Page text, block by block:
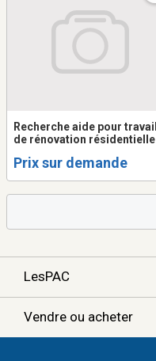
Recherche aide pour travail
de rénovation résidentielle
Prix sur demande
LesPAC
Vendre ou acheter